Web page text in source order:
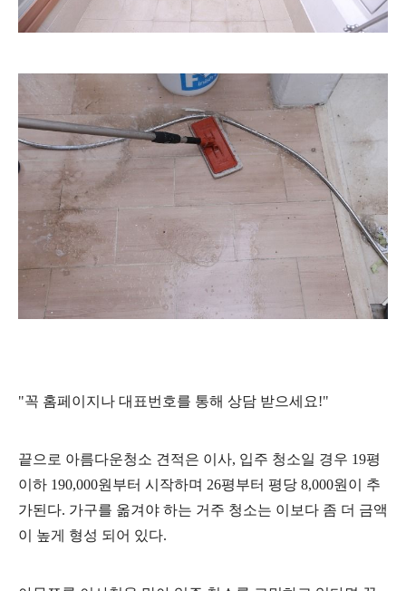
"꼭 홈페이지나 대표번호를 통해 상담 받으세요!"
끝으로 아름다운청소 견적은 이사, 입주 청소일 경우 19평
이하 190,000원부터 시작하며 26평부터 평당 8,000원이 추
가된다. 가구를 옮겨야 하는 거주 청소는 이보다 좀 더 금액
이 높게 형성 되어 있다.